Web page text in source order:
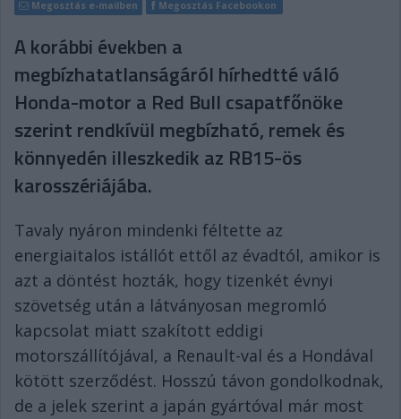
Megosztás e-mailben Megosztás Facebookon
A korábbi években a
megbízhatatlanságáról hírhedtté váló
Honda-motor a Red Bull csapatfőnöke
szerint rendkívül megbízható, remek és
könnyedén illeszkedik az RB15-ös
karosszériájába.
Tavaly nyáron mindenki féltette az
energiaitalos istállót ettől az évadtól, amikor is
azt a döntést hozták, hogy tizenkét évnyi
szövetség után a látványosan megromló
kapcsolat miatt szakított eddigi
motorszállítójával, a Renault-val és a Hondával
kötött szerződést. Hosszú távon gondolkodnak,
de a jelek szerint a japán gyártóval már most